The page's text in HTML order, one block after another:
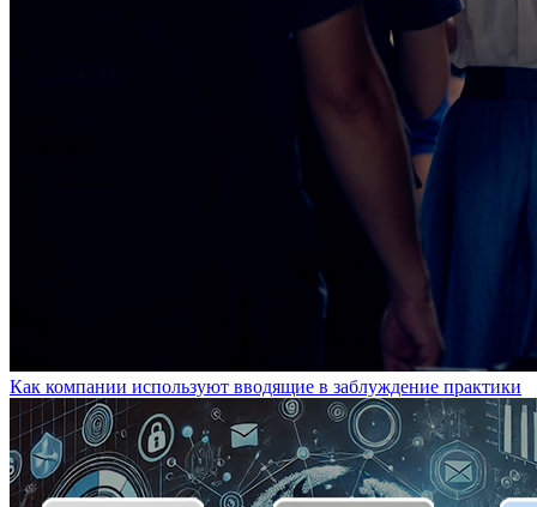
Как компании используют вводящие в заблуждение практики